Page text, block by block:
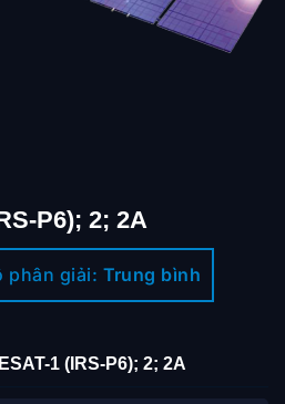
P6); 2; 2A
phân giải: Trung bình
1 (IRS-P6); 2; 2A